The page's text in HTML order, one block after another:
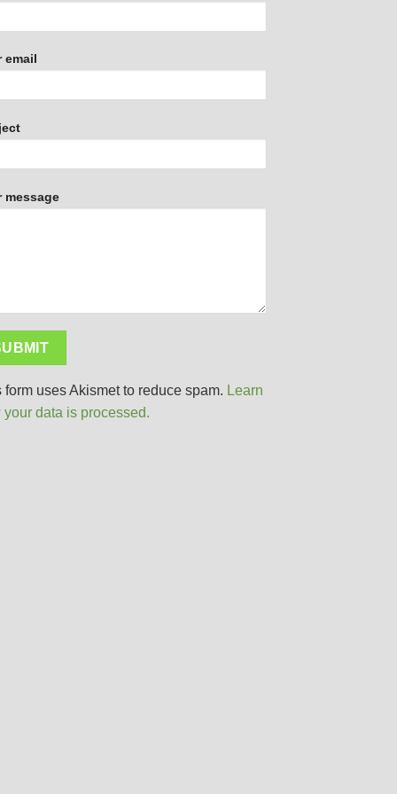
email
message
form uses Akismet to reduce spam. Learn
your data is processed.